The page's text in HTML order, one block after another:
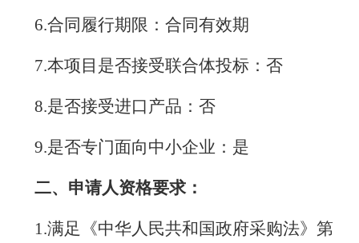
6.合同履行期限：合同有效期
7.本项目是否接受联合体投标：否
8.是否接受进口产品：否
9.是否专门面向中小企业：是
二、申请人资格要求：
1.满足《中华人民共和国政府采购法》第